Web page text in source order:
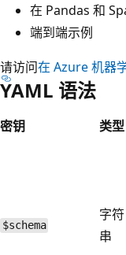
在 Pandas 和
端到端示例
请访问在 Azure 机器
YAML 语法
密钥 类型
$schema
字符
串